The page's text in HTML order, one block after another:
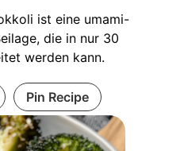
ist eine umami-
die in nur 30
werden kann.
Pin Recipe